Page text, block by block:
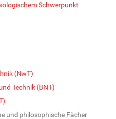
Schwerpunkt
(NwT)
Technik (BNT)
und philosophische Fächer